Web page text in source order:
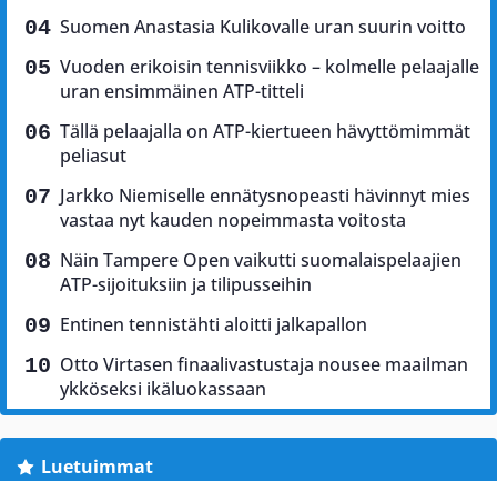
Suomen Anastasia Kulikovalle uran suurin voitto
Vuoden erikoisin tennisviikko – kolmelle pelaajalle
uran ensimmäinen ATP-titteli
Tällä pelaajalla on ATP-kiertueen hävyttömimmät
peliasut
Jarkko Niemiselle ennätysnopeasti hävinnyt mies
vastaa nyt kauden nopeimmasta voitosta
Näin Tampere Open vaikutti suomalaispelaajien
ATP-sijoituksiin ja tilipusseihin
Entinen tennistähti aloitti jalkapallon
Otto Virtasen finaalivastustaja nousee maailman
ykköseksi ikäluokassaan
Luetuimmat